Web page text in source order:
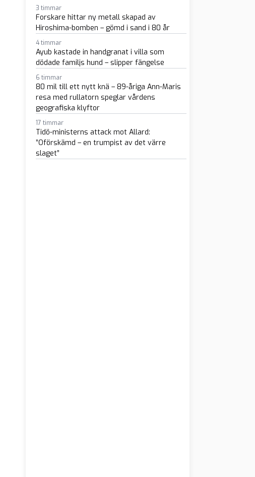
3 timmar
Forskare hittar ny metall skapad av
Hiroshima-bomben – gömd i sand i 80 år
4 timmar
Ayub kastade in handgranat i villa som
dödade familjs hund – slipper fängelse
6 timmar
80 mil till ett nytt knä – 89-åriga Ann-Maris
resa med rullatorn speglar vårdens
geografiska klyftor
17 timmar
Tidö-ministerns attack mot Allard:
”Oförskämd – en trumpist av det värre
slaget”